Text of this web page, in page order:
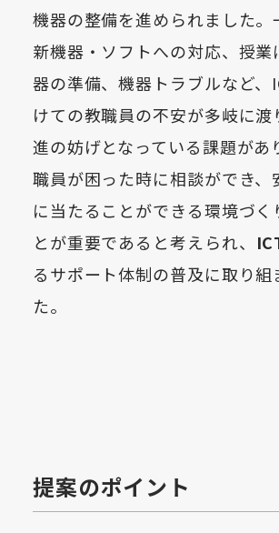
機器の整備を進められました。
新機器・ソフトへの対応、授業
器の準備、機器トラブルなど、
けての教職員の不安が多岐に渡
進の妨げとなっている課題があ
職員が困った時に相談ができ、
に当たることができる環境づく
とが重要であると考えられ、
るサポート体制の普及に取り組
た。
提案のポイント